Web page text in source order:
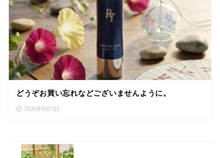
どうぞお買い忘れなどございませんように。
2026年8月5日